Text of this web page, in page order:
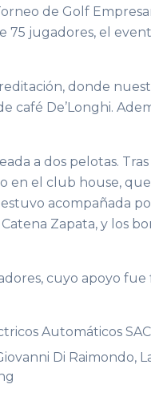
de Golf
75 jugadores, el
donde
café De’Longhi.
a dos pelotas.
en el club house,
estuvo acompañada
Zapata, y los
cuyo apoyo
Automáticos
Di Raimondo,